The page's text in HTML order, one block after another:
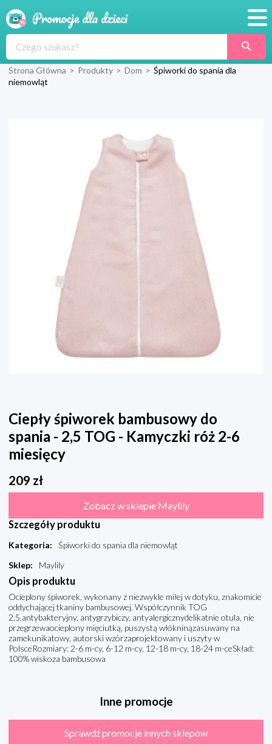
Produkty
Wyprawka
Strona Główna > Produkty > Dom > Śpiworki do spania dla
niemowląt
Ciepły śpiworek bambusowy do
spania - 2,5 TOG - Kamyczki róż 2-6
miesięcy
209 zł
Zobacz w sklepie Maylily
Szczegóły produktu
Kategoria:
Śpiworki do spania dla niemowląt
Sklep: Maylily
Opis produktu
Ocieplony śpiworek, wykonany z niezwykle miłej w dotyku, znakomicie
oddychającej tkaniny bambusowej. Współczynnik TOG
2,5.antybakteryjny, antygrzybiczy, antyalergicznydelikatnie otula, nie
przegrzewaocieplony mięciutką, puszystą włókninązasuwany na
zamekunikatowy, autorski wzórzaprojektowany i uszyty w
PolsceRozmiary: 2-6 m-cy, 6-12 m-cy, 12-18 m-cy, 18-24 m-ceSkład:
100% wiskoza bambusowa
Inne promocje
Sprawdź promocje innych sklepów